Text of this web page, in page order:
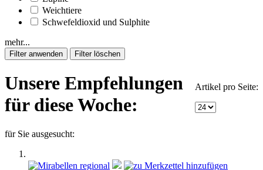
Weichtiere
Schwefeldioxid und Sulphite
mehr...
Artikel pro Seite:
Unsere Empfehlungen
für diese Woche:
für Sie ausgesucht: